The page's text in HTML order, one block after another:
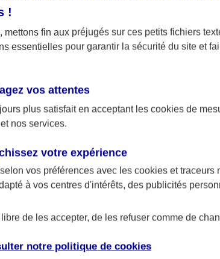
L'application Mon AXA Assurance
tous vos contrats en poche !
!
mettons fin aux préjugés sur ces petits fichiers
essentielles pour garantir la sécurité du site et
vos attentes
plus satisfait en acceptant les cookies de
nos services.
votre expérience
vos préférences avec les cookies et traceurs
à vos centres d'intérêts, des publicités
de les accepter, de les refuser comme de
notre politique de cookies